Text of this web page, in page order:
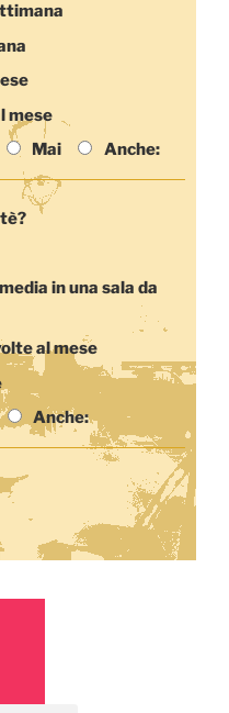
mese
Mai Anche:
in una sala da
al mese
Anche: